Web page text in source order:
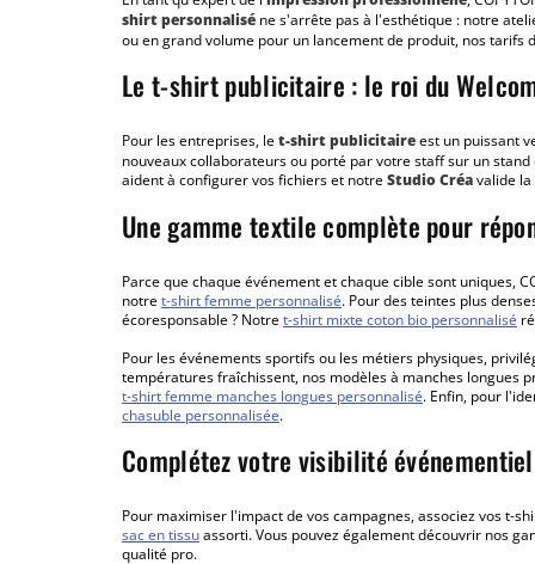
shirt personnalisé ne s'arrête pas à l'esthétique : notre
ou en grand volume pour un lancement de produit, nos
Le t-shirt publicitaire : le roi du
Pour les entreprises, let-shirt publicitaireest un puissant
nouveaux collaborateurs ou porté par votre staff sur un
aident à configurer vos fichiers et notreStudio Créavalide
Une gamme textile complète pour
Parce que chaque événement et chaque cible sont uniques,
notret-shirt femme personnalisé. Pour des teintes plus
écoresponsable ? Notret-shirt mixte coton bio personnalisé
Pour les événements sportifs ou les métiers physiques,
températures fraîchissent, nos modèles à manches longues
t-shirt femme manches longues personnalisé. Enfin, pour
chasuble personnalisée.
Complétez votre visibilité
Pour maximiser l'impact de vos campagnes, associez vos t-
sac en tissuassorti. Vous pouvez également découvrir nos
qualité pro.